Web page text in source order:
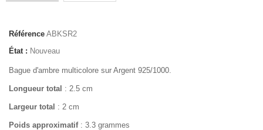
Référence ABKSR2
État : Nouveau
Bague d'ambre multicolore sur Argent 925/1000.
Longueur total : 2.5 cm
Largeur total : 2 cm
Poids approximatif : 3.3 grammes